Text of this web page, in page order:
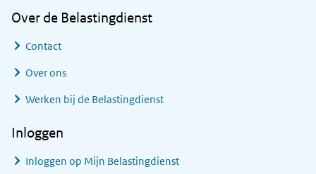
Over de Belastingdienst
Contact
Over ons
Werken bij de Belastingdienst
Inloggen
Inloggen op Mijn Belastingdienst